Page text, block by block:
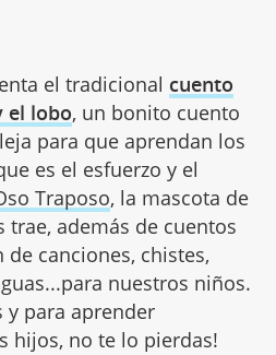
el tradicional cuento
el lobo, un bonito cuento
para que aprendan los
es el esfuerzo y el
Traposo, la mascota de
trae, además de cuentos
canciones, chistes,
nuestros niños.
para aprender
hijos, no te lo pierdas!